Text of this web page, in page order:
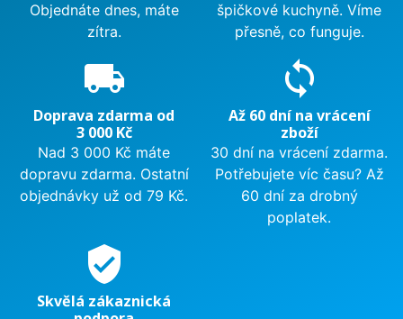
Objednáte dnes, máte
zítra.
špičkové kuchyně. Víme
přesně, co funguje.
local_shipping
Doprava zdarma od
3 000 Kč
Nad 3 000 Kč máte
dopravu zdarma. Ostatní
objednávky už od 79 Kč.
sync
Až 60 dní na vrácení
zboží
30 dní na vrácení zdarma.
Potřebujete víc času? Až
60 dní za drobný
poplatek.
verified_user
Skvělá zákaznická